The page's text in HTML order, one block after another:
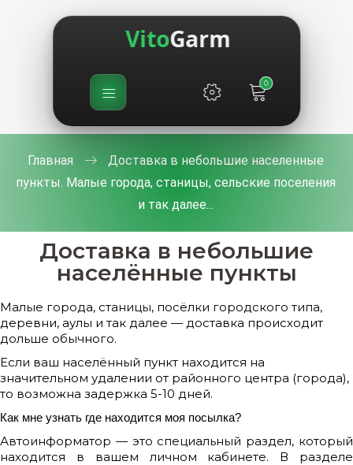
VitoGarm
0
Главная
Доставка в небольшие населенные
пункты. Малые города, станицы, сельские поселения
и так далее...
Доставка в небольшие
населённые пункты
Малые города, станицы, посёлки городского типа,
деревни, аулы и так далее — доставка происходит
дольше обычного.
Если ваш населённый пункт находится на
значительном удалении от районного центра (города),
то возможна задержка 5-10 дней.
Как мне узнать где находится моя посылка?
Автоинформатор — это специальный раздел, который
находится в вашем личном кабинете. В разделе